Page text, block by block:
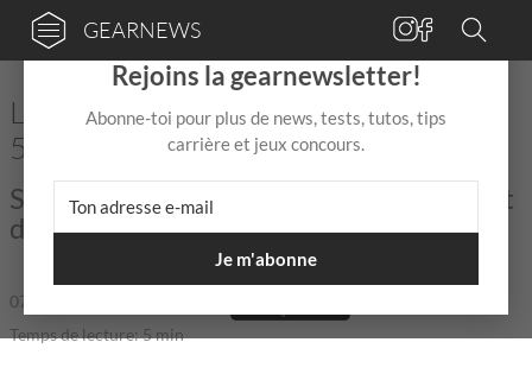
GEARNEWS
Les meilleurs synthés mono à moins de
500€
Stations de création de lignes de basse et
de lead abordables.
07 Août 2025
Temps de lecture: 5 min
×
Rejoins la gearnewsletter!
Abonne-toi pour plus de news, tests, tutos, tips
carrière et jeux concours.
Je m'abonne